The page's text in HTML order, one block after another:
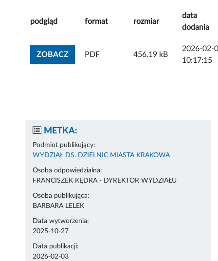
podgląd format rozmiar
data
dodania
ZOBACZZOBACZ ZAŁĄCZNIK
PDF 456.19 kB
2026-02-
10:17:15
METKA:
Podmiot publikujący:
WYDZIAŁ DS. DZIELNIC MIASTA KRAKOWA
Osoba odpowiedzialna:
FRANCISZEK KĘDRA - DYREKTOR WYDZIAŁU
Osoba publikująca:
BARBARA LELEK
Data wytworzenia:
2025-10-27
Data publikacji:
2026-02-03